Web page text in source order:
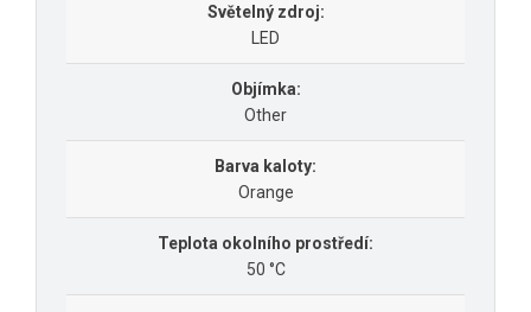
Světelný zdroj:
LED
Objímka:
Other
Barva kaloty:
Orange
Teplota okolního prostředí:
50 °C